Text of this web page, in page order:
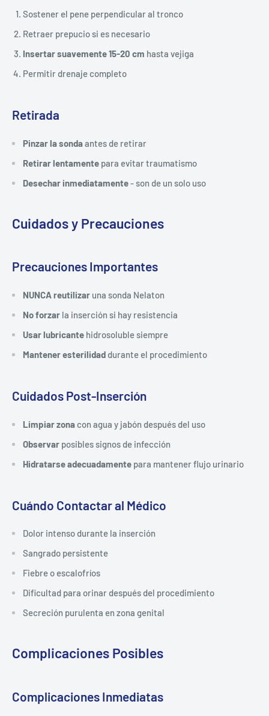
Sostener el pene perpendicular al tronco
Retraer prepucio si es necesario
Insertar suavemente 15-20 cm hasta vejiga
Permitir drenaje completo
Retirada
Pinzar la sondaantes de retirar
Retirar lentamente para evitar traumatismo
Desechar inmediatamente- son de un solo uso
Cuidados y Precauciones
Precauciones Importantes
NUNCA reutilizar una sonda Nelaton
No forzar la inserción si hay resistencia
Usar lubricante hidrosoluble siempre
Mantener esterilidad durante el procedimiento
Cuidados Post-Inserción
Limpiar zona con agua y jabón después del uso
Observar posibles signos de infección
Hidratarse adecuadamente para mantener flujo urinario
Cuándo Contactar al Médico
Dolor intenso durante la inserción
Sangrado persistente
Fiebre o escalofríos
Dificultad para orinar después del procedimiento
Secreción purulenta en zona genital
Complicaciones Posibles
Complicaciones Inmediatas